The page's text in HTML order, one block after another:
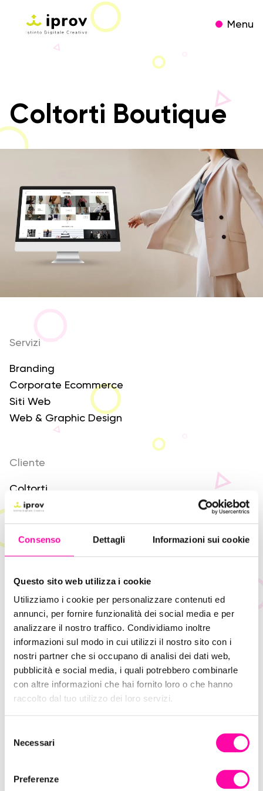
Consenso Dettagli Informazioni sui cookie
Questo sito web utilizza i cookie
Utilizziamo i cookie per personalizzare contenuti ed
annunci, per fornire funzionalità dei social media e per
analizzare il nostro traffico. Condividiamo inoltre
informazioni sul modo in cui utilizzi il nostro sito con i
nostri partner che si occupano di analisi dei dati web,
pubblicità e social media, i quali potrebbero combinarle
con altre informazioni che hai fornito loro o che hanno
raccolto dal tuo utilizzo dei loro servizi.
Necessari
Preferenze
Menu
Coltorti Boutique
Servizi
Branding
Corporate Ecommerce
Siti Web
Web & Graphic Design
Cliente
Coltorti
Visita il sito
Le migliori soluzioni web al servizio dei luxury
retailers.
Per la boutique di lusso Coltorti,Iprov Digital
Agency, ha sviluppato, in collaborazione con la
Software House Cosmobile, un Ecommerce B2C
che mette insieme le ultime tendenze del
mondo dell’alta moda con una particolare
attenzione alla User Experience dell’utente.